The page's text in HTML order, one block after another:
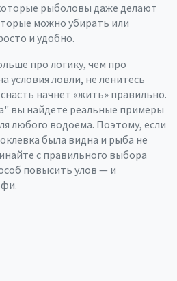
рыболовы даже делают
можно убирать или
и удобно.
про логику, чем про
условия ловли, не ленитесь
начнет «жить» правильно.
вы найдете реальные примеры
любого водоема. Поэтому, если
была видна и рыба не
с правильного выбора
повысить улов — и